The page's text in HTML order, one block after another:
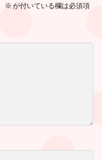
※ が付いている欄は必須項